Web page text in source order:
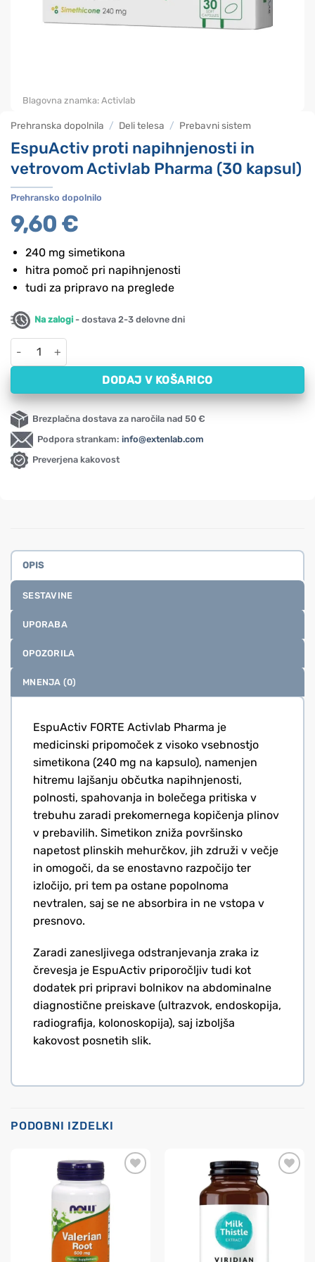
Prehranska dopolnila / Deli telesa / Prebavni sistem
EspuActiv proti napihnjenosti in
vetrovom Activlab Pharma (30 kapsul)
Prehransko dopolnilo
9,60 €
240 mg simetikona
hitra pomoč pri napihnjenosti
tudi za pripravo na preglede
Na zalogi - dostava 2-3 delovne dni
EspuActiv proti napihnjenosti in vetrovom Activlab Pharma
DODAJ V KOŠARICO
Brezplačna dostava za naročila nad 50 €
Podpora strankam: info@extenlab.com
Preverjena kakovost
Blagovna znamka: Activlab
OPIS
SESTAVINE
UPORABA
OPOZORILA
MNENJA (0)
EspuActiv FORTE Activlab Pharma je
medicinski pripomoček z visoko vsebnostjo
simetikona (240 mg na kapsulo), namenjen
hitremu lajšanju občutka napihnjenosti,
polnosti, spahovanja in bolečega pritiska v
trebuhu zaradi prekomernega kopičenja plinov
v prebavilih. Simetikon zniža površinsko
napetost plinskih mehurčkov, jih združi v večje
in omogoči, da se enostavno razpočijo ter
izločijo, pri tem pa ostane popolnoma
nevtralen, saj se ne absorbira in ne vstopa v
presnovo.
Zaradi zanesljivega odstranjevanja zraka iz
črevesja je EspuActiv priporočljiv tudi kot
dodatek pri pripravi bolnikov na abdominalne
diagnostične preiskave (ultrazvok, endoskopija,
radiografija, kolonoskopija), saj izboljša
kakovost posnetih slik.
PODOBNI IZDELKI